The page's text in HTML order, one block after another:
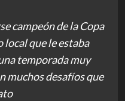
campeón de la Copa
que le estaba
temporada muy
muchos desafíos que